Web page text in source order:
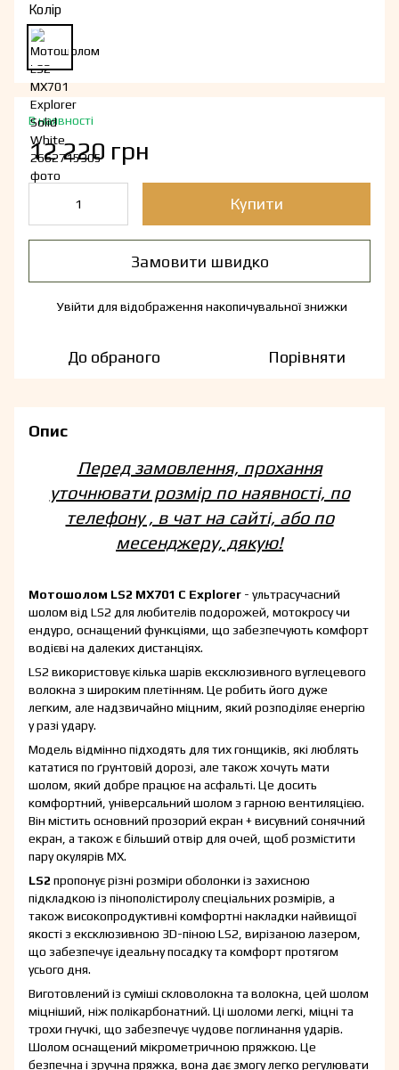
Колір
В наявності
12 220 грн
Купити
Замовити швидко
Увійти для відображення накопичувальної знижки
До обраного Порівняти
Опис
Перед замовлення, прохання
уточнювати розмір по наявності, по
телефону , в чат на сайті, або по
месенджеру, дякую!
Мотошолом LS2 MX701 C Explorer - ультрасучасний
шолом від LS2 для любителів подорожей, мотокросу чи
ендуро, оснащений функціями, що забезпечують комфорт
водієві на далеких дистанціях.
LS2 використовує кілька шарів ексклюзивного вуглецевого
волокна з широким плетінням. Це робить його дуже
легким, але надзвичайно міцним, який розподіляє енергію
у разі удару.
Модель відмінно підходять для тих гонщиків, які люблять
кататися по ґрунтовій дорозі, але також хочуть мати
шолом, який добре працює на асфальті. Це досить
комфортний, універсальний шолом з гарною вентиляцією.
Він містить основний прозорий екран + висувний сонячний
екран, а також є більший отвір для очей, щоб розмістити
пару окулярів MX.
LS2 пропонує різні розміри оболонки із захисною
підкладкою із пінополістиролу спеціальних розмірів, а
також високопродуктивні комфортні накладки найвищої
якості з ексклюзивною 3D-піною LS2, вирізаною лазером,
що забезпечує ідеальну посадку та комфорт протягом
усього дня.
Виготовлений із суміші скловолокна та волокна, цей шолом
міцніший, ніж полікарбонатний. Ці шоломи легкі, міцні та
трохи гнучкі, що забезпечує чудове поглинання ударів.
Шолом оснащений мікрометричною пряжкою. Це
безпечна і зручна пряжка, вона дає змогу легко регулювати